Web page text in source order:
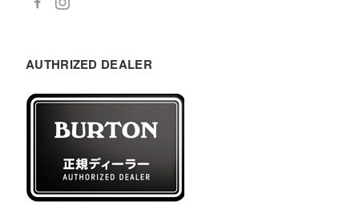
AUTHRIZED DEALER